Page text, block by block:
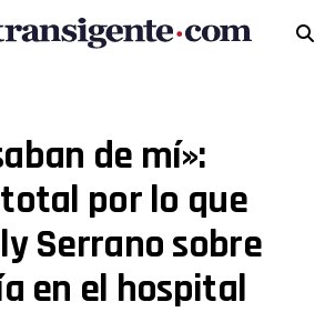
de mí»:
por lo que
Serrano sobre
en el hospital